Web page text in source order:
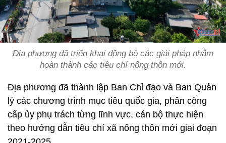
Địa phương đã triển khai đồng bộ các giải pháp nhằm
hoàn thành các tiêu chí nông thôn mới.
Địa phương đã thành lập Ban Chỉ đạo và Ban Quản
lý các chương trình mục tiêu quốc gia, phân công
cấp ủy phụ trách từng lĩnh vực, cán bộ thực hiện
theo hướng dẫn tiêu chí xã nông thôn mới giai đoạn